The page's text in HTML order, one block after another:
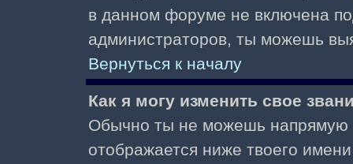
в данном форуме не включена
администраторов, ты можешь
Вернуться к началу
Как я могу изменить свое
Обычно ты не можешь напрямую
отображается ниже твоего